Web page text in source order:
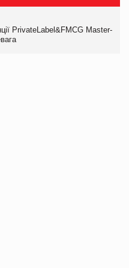
PrivateLabel&FMCG Master-